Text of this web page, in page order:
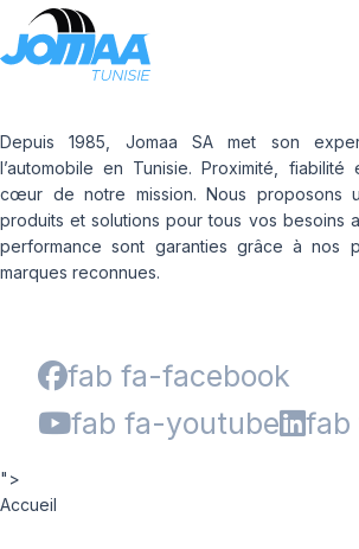
Depuis 1985, Jomaa SA met son
l’automobile en Tunisie. Proximité,
cœur de notre mission. Nous proposons
produits et solutions pour tous vos besoins
performance sont garanties grâce à nos
marques reconnues.
fab fa-facebook
fab fa-youtube
fab
">
Accueil